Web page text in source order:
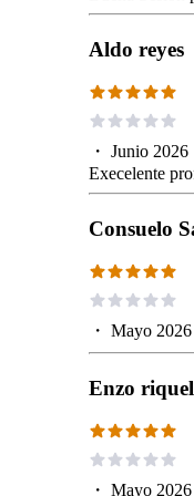
Aldo reyes
・ Junio 2026
Execelente
Consuelo
・ Mayo 2026
Enzo
・ Mayo 2026